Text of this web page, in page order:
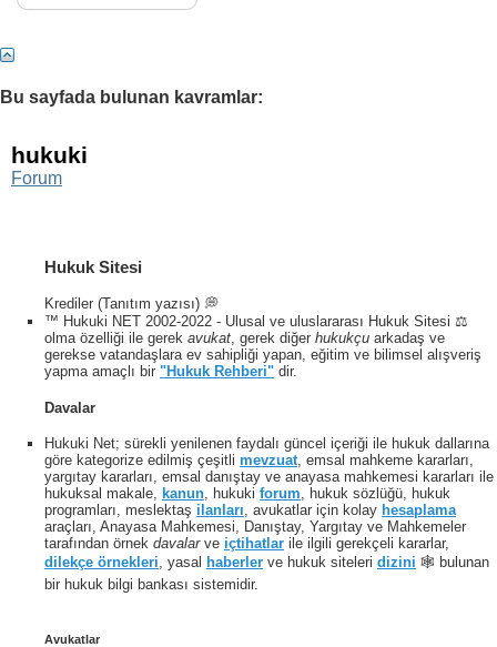
Bu sayfada bulunan kavramlar:
hukuki
Forum
Hukuk Sitesi
Krediler (Tanıtım yazısı) 💭
™ Hukuki NET 2002-2022 - Ulusal ve uluslararası Hukuk Sitesi ⚖️
olma özelliği ile gerek avukat, gerek diğer hukukçu arkadaş ve
gerekse vatandaşlara ev sahipliği yapan, eğitim ve bilimsel alışveriş
yapma amaçlı bir "Hukuk Rehberi" dir.
Davalar
Hukuki Net; sürekli yenilenen faydalı güncel içeriği ile hukuk dallarına
göre kategorize edilmiş çeşitli mevzuat , emsal mahkeme kararları,
yargıtay kararları, emsal danıştay ve anayasa mahkemesi kararları ile
hukuksal makale,
kanun , hukuki forum , hukuk sözlüğü, hukuk
programları, meslektaş ilanları , avukatlar için kolay hesaplama
araçları, Anayasa Mahkemesi, Danıştay, Yargıtay ve Mahkemeler
tarafından örnek davalarve içtihatlar ile ilgili gerekçeli kararlar,
dilekçe örnekleri , yasal haberler ve hukuk siteleri dizini 🕸 bulunan
bir hukuk bilgi bankası sistemidir.
Avukatlar